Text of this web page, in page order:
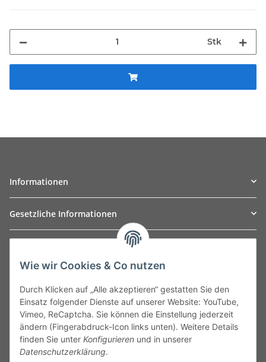
Stk
Informationen
Gesetzliche Informationen
Leibnizstraße 2a
Germany
Phone:+49 40 5287270
Fax:+49 40 5281050
Email:sales@tow-automotive.de
Wie wir Cookies & Co nutzen
Durch Klicken auf „Alle akzeptieren“ gestatten Sie den
Einsatz folgender Dienste auf unserer Website: YouTube,
Vimeo, ReCaptcha. Sie können die Einstellung jederzeit
ändern (Fingerabdruck-Icon links unten). Weitere Details
finden Sie unter Konfigurieren und in unserer
Datenschutzerklärung.